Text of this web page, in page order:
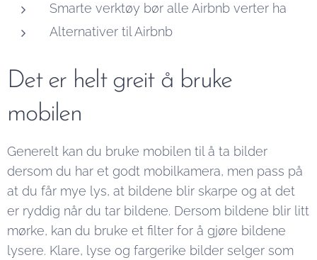
Smarte verktøy bør alle Airbnb verter ha
Alternativer til Airbnb
Det er helt greit å bruke
mobilen
Generelt kan du bruke mobilen til å ta bilder
dersom du har et godt mobilkamera, men pass på
at du får mye lys, at bildene blir skarpe og at det
er ryddig når du tar bildene. Dersom bildene blir litt
mørke, kan du bruke et filter for å gjøre bildene
lysere. Klare, lyse og fargerike bilder selger som